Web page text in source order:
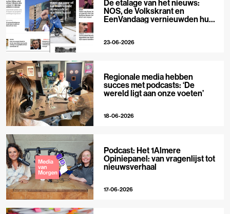
De etalage van het nieuws:
NOS, de Volkskrant en
EenVandaag vernieuwden hun
23-06-2026
Regionale media hebben
succes met podcasts: ‘De
wereld ligt aan onze voeten’
18-06-2026
Podcast: Het 1Almere
Opiniepanel: van vragenlijst tot
nieuwsverhaal
17-06-2026